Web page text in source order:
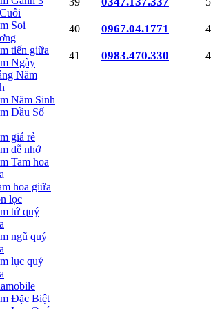
Soi
tiến giữa
Ngày
Năm
Năm Sinh
Đầu Số
giá rẻ
dễ nhớ
Tam hoa
hoa giữa
lọc
tứ quý
ngũ quý
lục quý
Đặc Biệt
40 0967.04.1771
41 0983.470.330